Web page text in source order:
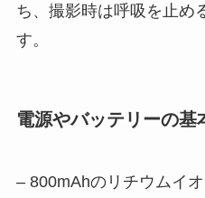
ち、撮影時は呼吸を止め
す。
電源やバッテリーの基
– 800mAhのリチウムイ